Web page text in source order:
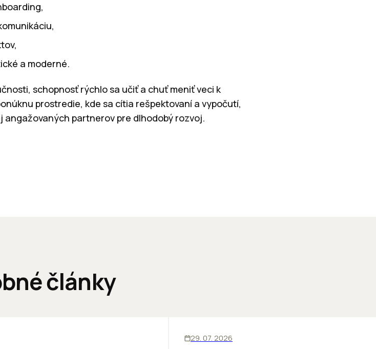
a moderné.
schopnosť rýchlo sa učiť a chuť meniť veci k
prostredie, kde sa cítia rešpektovaní a vypočutí,
partnerov pre dlhodobý rozvoj.
články
29. 07. 2026